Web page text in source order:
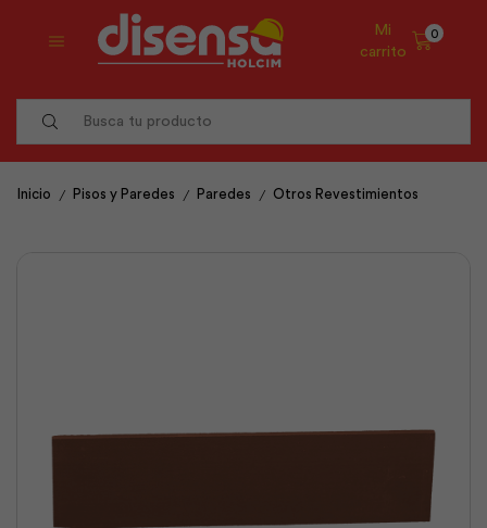
Mi
carrito
0
Inicio / Pisos y Paredes / Paredes / Otros Revestimientos